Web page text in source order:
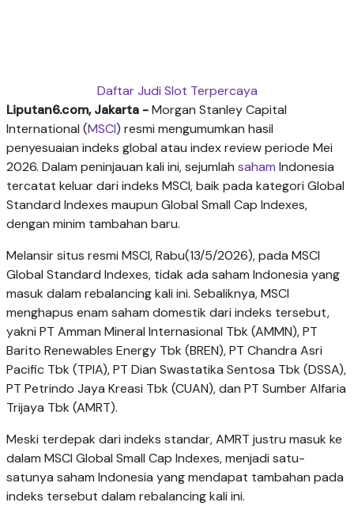
Daftar Judi Slot Terpercaya
Liputan6.com, Jakarta -Morgan Stanley Capital
International (MSCI) resmi mengumumkan hasil
penyesuaian indeks global atau index review periode Mei
2026. Dalam peninjauan kali ini, sejumlah saham Indonesia
tercatat keluar dari indeks MSCI, baik pada kategori Global
Standard Indexes maupun Global Small Cap Indexes,
dengan minim tambahan baru.
Melansir situs resmi MSCI, Rabu(13/5/2026), pada MSCI
Global Standard Indexes, tidak ada saham Indonesia yang
masuk dalam rebalancing kali ini. Sebaliknya, MSCI
menghapus enam saham domestik dari indeks tersebut,
yakni PT Amman Mineral Internasional Tbk (AMMN), PT
Barito Renewables Energy Tbk (BREN), PT Chandra Asri
Pacific Tbk (TPIA), PT Dian Swastatika Sentosa Tbk (DSSA),
PT Petrindo Jaya Kreasi Tbk (CUAN), dan PT Sumber Alfaria
Trijaya Tbk (AMRT).
Meski terdepak dari indeks standar, AMRT justru masuk ke
dalam MSCI Global Small Cap Indexes, menjadi satu-
satunya saham Indonesia yang mendapat tambahan pada
indeks tersebut dalam rebalancing kali ini.